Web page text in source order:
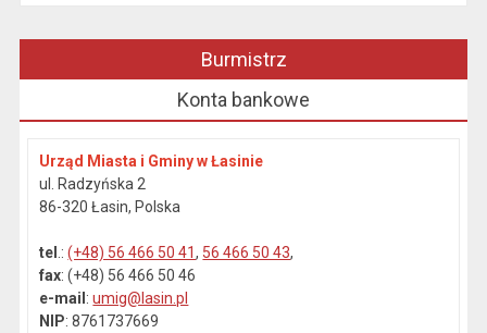
Burmistrz
Konta bankowe
Urząd Miasta i Gminy w Łasinie
ul. Radzyńska 2
86-320 Łasin, Polska
tel .:(+48) 56 466 50 41, 56 466 50 43,
fax: (+48) 56 466 50 46
e-mail :umig@lasin.pl
NIP: 8761737669